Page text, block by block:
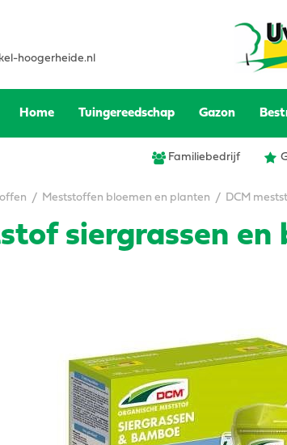
Meststoffen bloemen en planten DCM
hoogerheide.nl
Home Tuingereedschap Gazon
Familiebedrijf
siergrassen en